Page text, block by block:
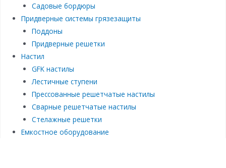
Садовые бордюры
Придверные системы грязезащиты
Поддоны
Придверные решетки
Настил
GFK настилы
Лестичные ступени
Прессованные решетчатые настилы
Сварные решетчатые настилы
Стелажные решетки
Емкостное оборудование